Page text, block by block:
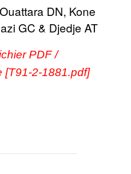
DN, Kone
GC & Djedje AT
PDF /
[T91-2-1881.pdf]